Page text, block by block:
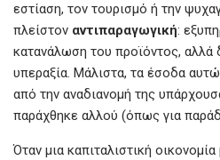
εστίαση, τον τουρισμό ή την
πλείστον αντιπαραγωγική:
κατανάλωση του προϊόντος, αλλά
υπεραξία. Μάλιστα, τα έσοδα
από την αναδιανομή της
παράχθηκε αλλού (όπως για
Όταν μια καπιταλιστική